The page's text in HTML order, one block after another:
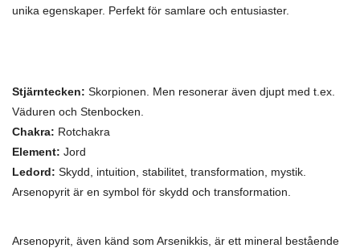
unika egenskaper. Perfekt för samlare och entusiaster.
Stjärntecken: Skorpionen. Men resonerar även djupt med t.ex.
Väduren och Stenbocken.
Chakra: Rotchakra
Element: Jord
Ledord: Skydd, intuition, stabilitet, transformation, mystik.
Arsenopyrit är en symbol för skydd och transformation.
Arsenopyrit, även känd som Arsenikkis, är ett mineral bestående